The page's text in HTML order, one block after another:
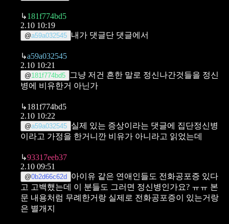
↳181f774bd5
2.10 10:19
@a59a032545 내가 댓글단 댓글에서
↳a59a032545
2.10 10:21
@181f774bd5
그냥 저건 흔한 말로 정신나간것들을 정신
병에 비유한거 아닌가
↳181f774bd5
2.10 10:22
@a59a032545 실제 있는 증상이라는 댓글에 집단정신병
이라고 가정을 한거니깐 비유가 아니라고 읽었는데
↳93317eeb37
2.10 09:51
@0b2d66c62d
아이유 같은 연애인들도 전화공포증 있다
고 고백했는데 이 분들도 그러면 정신병인가요? ㅠㅠ 본
문 내용처럼 무례한거랑 실제로 전화공포증이 있는거랑
은 별개지